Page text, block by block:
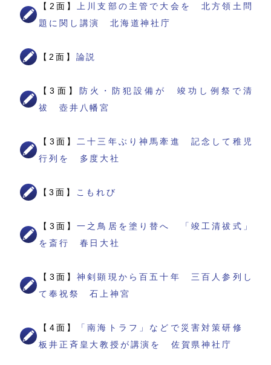
【2面】
上川支部の主管で大会を 北方領土問
題に関し講演 北海道神社庁
【2面】 論説
【3面】 防火・防犯設備が 竣功し例祭で清
祓 壺井八幡宮
【3面】
二十三年ぶり神馬牽進 記念して稚児
行列を 多度大社
【3面】 こもれび
【3面】一之鳥居を塗り替へ 「竣工清祓式」
を斎行 春日大社
【3面】神剣顕現から百五十年 三百人参列し
て奉祝祭 石上神宮
【4面】
「南海トラフ」などで災害対策研修
板井正斉皇大教授が講演を 佐賀県神社庁